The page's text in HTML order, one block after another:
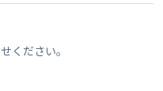
ください。